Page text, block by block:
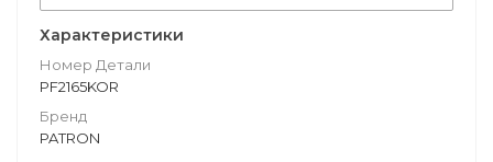
Характеристики
Номер Детали
PF2165KOR
Бренд
PATRON